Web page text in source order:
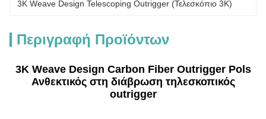
3K Weave Design Telescoping Outrigger (Τελεσκόπιο 3K)
Περιγραφή Προϊόντων
3K Weave Design Carbon Fiber Outrigger Pols
Ανθεκτικός στη διάβρωση τηλεσκοπικός
outrigger